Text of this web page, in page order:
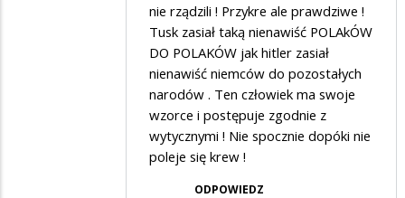
nie rządzili ! Przykre ale prawdziwe !
Tusk zasiał taką nienawiść POLAkÓW
DO POLAKÓW jak hitler zasiał
nienawiść niemców do pozostałych
narodów . Ten człowiek ma swoje
wzorce i postępuje zgodnie z
wytycznymi ! Nie spocznie dopóki nie
poleje się krew !
ODPOWIEDZ